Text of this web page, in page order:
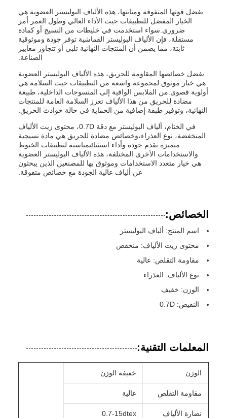
بفضل قوتها المتفوقة ومتانتها، هذه الألياف البوليستر العضوية هي
الخيار المفضل للتطبيقات حيث الأداء العالي وطول العمر أمر
ضروري.سواء استخدمت في خليطات من النسيج أو كمادة
مستقلة، فإن الألياف البوليستر القماشية توفر جودة وموثوقية
ثابتة، مما يضمن أن المنتجات النهائية تلبي أو تتجاوز معايير
الصناعة.
بفضل خصائصها المقاومة للحريق، هذه الألياف البوليستر العضوية
هي خيار موثوق لمجموعة واسعة من التطبيقات حيث السلامة هي
أولوية قصوى.من الملابس الواقية إلى المنسوجات الداخلية، طبيعة
مضادة للحريق من هذا الألياف تعزز السلامة العامة للمنتجات
النهائية، وتوفير طبقة إضافية من الحماية في حالة حوادث الحريق.
في الختام، ألياف البوليستر مع دقة 0.7D، محتوى زيت الألياف
المنخفضة، نوع العذراء،وخصائص مضادة للحريق هي مادة نسيجية
متميزة تقدم جودة وأداء استثنائيمناسبة لتطبيقات الخيوط
والاستخدامات الأخرى المختلفة، هذه الألياف البوليستر العضوية
هي خيار متعدد الاستخدامات وموثوق بها للمصنعين الذين يبحثون
عن ألياف عالية الجودة مع خصائص متفوقة.
الخصائص:
اسم المنتج: ألياف البوليستر
محتوى زيت الألياف: منخفض
مقاومة التقلص: عالية
نوع الألياف: العذراء
الوزن: خفيف
النقيض: 0.7D
المعلمات التقنية:
الوزن خفيفة الوزن
مقاومة التقلص عالية
نضارة الألياف 0.7-15dtex